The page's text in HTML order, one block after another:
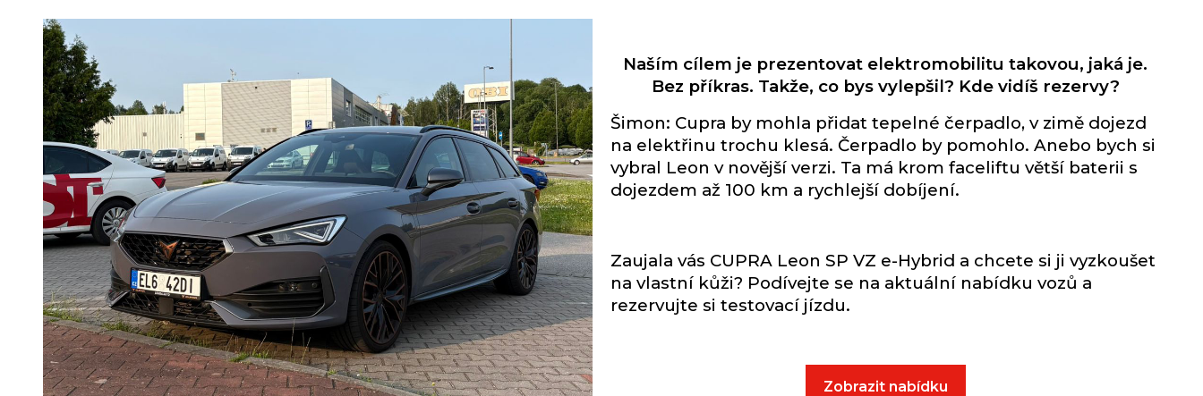
Naším cílem je prezentovat elektromobilitu takovou, jaká je.
Bez příkras. Takže, co bys vylepšil? Kde vidíš rezervy?
Šimon: Cupra by mohla přidat tepelné čerpadlo, v zimě dojezd
na elektřinu trochu klesá. Čerpadlo by pomohlo. Anebo bych si
vybral Leon v novější verzi. Ta má krom faceliftu větší baterii s
dojezdem až 100 km a rychlejší dobíjení.
Zaujala vás CUPRA Leon SP VZ e-Hybrid a chcete si ji vyzkoušet
na vlastní kůži? Podívejte se na aktuální nabídku vozů a
rezervujte si testovací jízdu.
Zobrazit nabídku